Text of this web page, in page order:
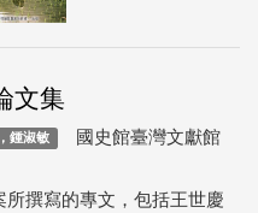
文集
鍾淑敏 國史館臺灣文獻館
撰寫的專文，包括王世慶